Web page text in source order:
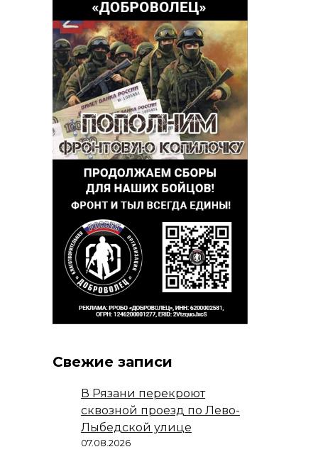
Свежие записи
В Рязани перекроют
сквозной проезд по Лево-
Лыбедской улице
07.08.2026